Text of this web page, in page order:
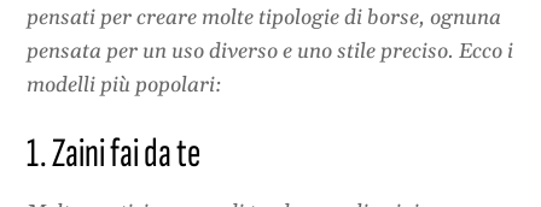
pensati per creare molte tipologie di borse, ognuna
pensata per un uso diverso e uno stile preciso. Ecco i
modelli più popolari:
1. Zaini fai da te